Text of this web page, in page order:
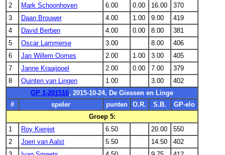
2
Mark Schoonhoven 6.00 0.00 16.00
370
3
Daan Brouwer 4.00 1.00 9.00
419
4
David Berben 4.00 0.00 8.00
381
5
Oscar Lammerse 3.00 8.00
406
6
Jan Willem Oomes 2.00 1.00 3.00
405
7
Janne Kraaijpoel 2.00 0.00 7.00
379
8
Quinten van Lingen 1.00 3.00
402
GP 1-201516, 2015-10-24, De Giessen en Linge
#
speler punten O.R. S.B.
GP-elo
Groep 5:
1
Roy Kienjet 6.50 20.00
550
2
Joeri van Aalst 5.50 14.50
402